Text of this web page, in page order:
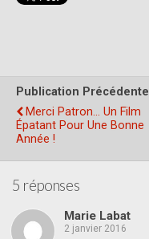
Publication Précédente
Merci Patron… Un Film
Épatant Pour Une Bonne
Année !
5 réponses
Marie Labat
2 janvier 2016